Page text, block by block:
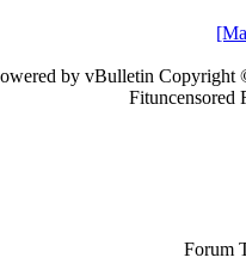
by vBulletin Copyright
Fituncensored
Forum